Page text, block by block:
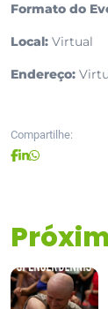
Formato do
Local: Virtual
Endereço:
Compartilhe: